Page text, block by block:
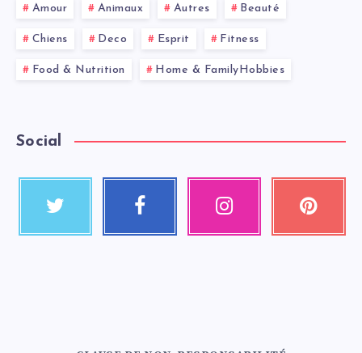
Amour Animaux Autres Beauté
Chiens Deco Esprit Fitness
Food & Nutrition Home & FamilyHobbies
Social